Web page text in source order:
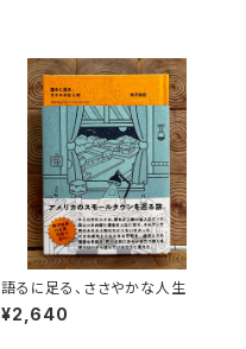
語るに足る、ささやかな人生
¥2,640